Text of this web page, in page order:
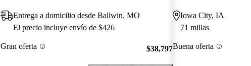
Entrega a domicilio desde Ballwin, MO
El precio incluye envío de $426
Gran oferta $38,797
Iowa City, IA
71 millas
Buena oferta